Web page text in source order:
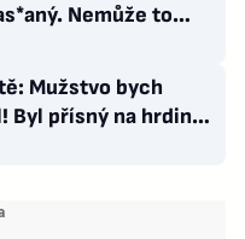
Nemůže to
Mužstvo bych
Byl přísný na hrdinu